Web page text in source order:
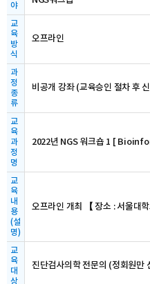
야
교
육
방
식
오프라인
과
정
종
류
비공개 강좌 (교육승인 절차 후
교
육
과
정
명
2022년 NGS 워크숍 1 [
교
육
내
용
(설
명)
오프라인 개최 【 장소 : 서울대
교
육
대
상
진단검사의학 전문의 (정회원만